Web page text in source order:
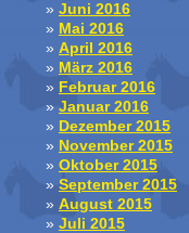
Juni 2016
Mai 2016
April 2016
März 2016
Februar 2016
Januar 2016
Dezember 2015
November 2015
Oktober 2015
September 2015
August 2015
Juli 2015